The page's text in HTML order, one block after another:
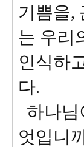
기쁨을,
는 우리
인식하
다.
하나님
엇입니